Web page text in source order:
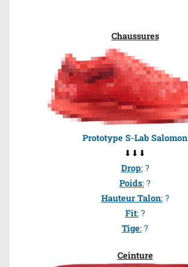
Chaussures
Prototype S-Lab Salomon
⬇⬇⬇
Drop:?
Poids: ?
Hauteur Talon:?
Fit:?
Tige: ?
Ceinture